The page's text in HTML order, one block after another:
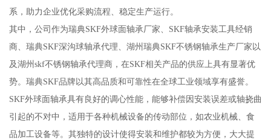
系，助力企业优化采购流程、稳定生产运行。
其中，公司作为瑞典SKF外球面轴承厂家、SKF轴承安装工具经销
商、瑞典SKF深沟球轴承代理、湖州瑞典SKF不锈钢轴承生产厂家以
及湖州skf不锈钢轴承代理商，在SKF相关产品的供应上具有显著优
势。瑞典SKF品牌以其高品质和可靠性在全球工业领域享有盛誉。
SKF外球面轴承具有良好的调心性能，能够补偿因安装误差或轴挠曲
引起的不对中，适用于各种机械设备的传动部位，如农业机械、食
品加工设备等。其独特的设计使得安装和维护都较为方便，大大提